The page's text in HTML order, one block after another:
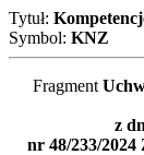
Tytuł:
Symbol: KNZ
Fragment
z
nr 48/233/